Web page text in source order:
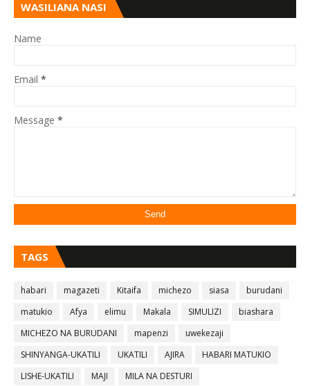
WASILIANA NASI
Name
Email *
Message *
TAGS
habari magazeti Kitaifa michezo siasa
burudani
matukio
Afya elimu Makala SIMULIZI
biashara
MICHEZO NA BURUDANI
mapenzi
uwekezaji
SHINYANGA-UKATILI
UKATILI AJIRA
HABARI MATUKIO
LISHE-UKATILI
MAJI
MILA NA DESTURI